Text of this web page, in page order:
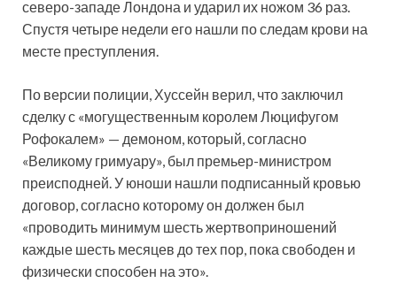
северо-западе Лондона и ударил их ножом 36 раз.
Спустя четыре недели его нашли по следам крови на
месте преступления.
По версии полиции, Хуссейн верил, что заключил
сделку с «могущественным королем Люцифугом
Рофокалем» — демоном, который, согласно
«Великому гримуару», был премьер-министром
преисподней. У юноши нашли подписанный кровью
договор, согласно которому он должен был
«проводить минимум шесть жертвоприношений
каждые шесть месяцев до тех пор, пока свободен и
физически способен на это».